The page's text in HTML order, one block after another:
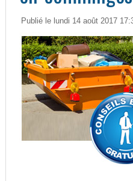
Publié le lundi 14 août 2017